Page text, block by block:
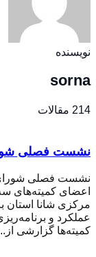
نویسنده
sorna
214 مقالات
نشست فصلی
نشست فصلی شورای
اعضای کمیته‌های
مرکزی شانا
عملکرد و
کمیته‌ها گزارشی